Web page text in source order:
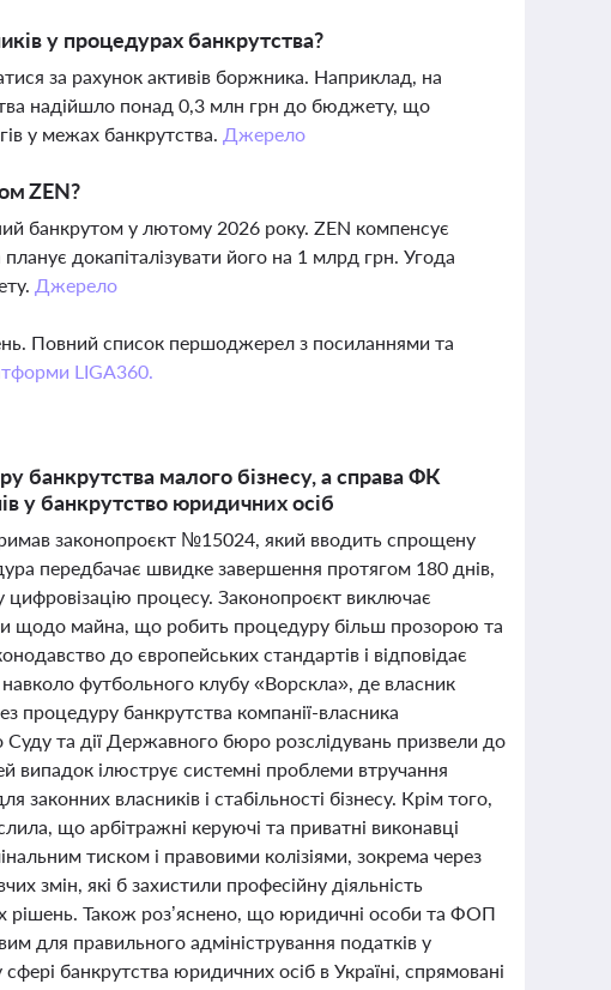
у процедурах банкрутства?
за рахунок активів боржника. Наприклад, на
надійшло понад 0,3 млн грн до бюджету, що
у межах банкрутства. Джерело
ZEN?
банкрутом у лютому 2026 року. ZEN компенсує
докапіталізувати його на 1 млрд грн. Угода
Джерело
Повний список першоджерел з посиланнями та
LIGA360.
банкрутства малого бізнесу, а справа ФК
у банкрутство юридичних осіб
законопроєкт №15024, який вводить спрощену
передбачає швидке завершення протягом 180 днів,
процесу. Законопроєкт виключає
щодо майна, що робить процедуру більш прозорою та
до європейських стандартів і відповідає
футбольного клубу «Ворскла», де власник
процедуру банкрутства компанії-власника
та дії Державного бюро розслідувань призвели до
випадок ілюструє системні проблеми втручання
власників і стабільності бізнесу. Крім того,
що арбітражні керуючі та приватні виконавці
тиском і правовими колізіями, зокрема через
змін, які б захистили професійну діяльність
рішень. Також роз’яснено, що юридичні особи та ФОП
для правильного адміністрування податків у
банкрутства юридичних осіб в Україні, спрямовані